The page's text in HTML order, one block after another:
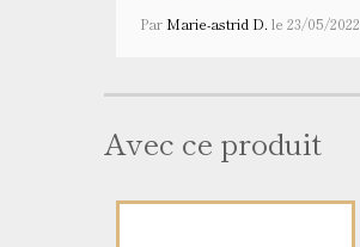
Par Marie-astrid D. le 23/05/2022
Avec ce produit